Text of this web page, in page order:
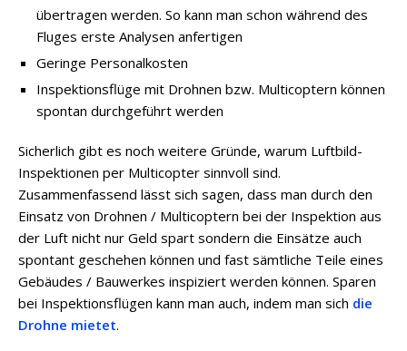
übertragen werden. So kann man schon während des
Fluges erste Analysen anfertigen
Geringe Personalkosten
Inspektionsflüge mit Drohnen bzw. Multicoptern können
spontan durchgeführt werden
Sicherlich gibt es noch weitere Gründe, warum Luftbild-
Inspektionen per Multicopter sinnvoll sind.
Zusammenfassend lässt sich sagen, dass man durch den
Einsatz von Drohnen / Multicoptern bei der Inspektion aus
der Luft nicht nur Geld spart sondern die Einsätze auch
spontant geschehen können und fast sämtliche Teile eines
Gebäudes / Bauwerkes inspiziert werden können. Sparen
bei Inspektionsflügen kann man auch, indem man sich die
Drohne mietet.